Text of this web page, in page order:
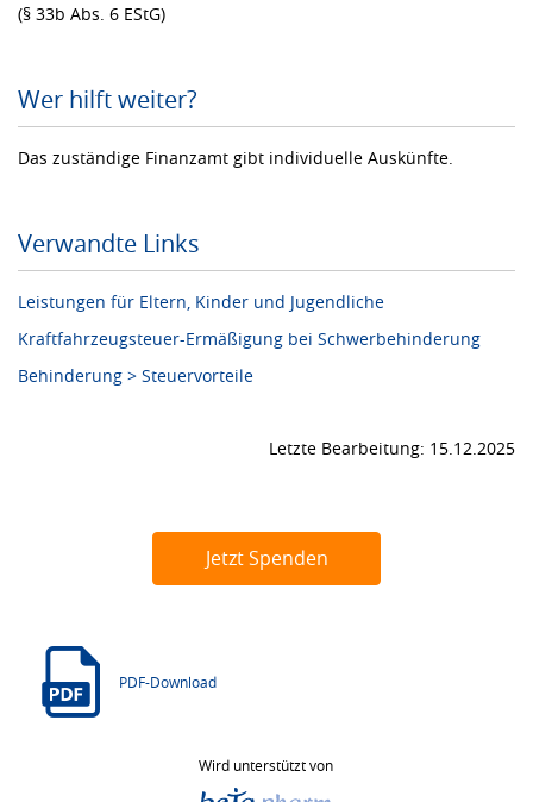
(§ 33b Abs. 6 EStG)
Wer hilft weiter?
Das zuständige Finanzamt gibt individuelle Auskünfte.
Verwandte Links
Leistungen für Eltern, Kinder und Jugendliche
Kraftfahrzeugsteuer-Ermäßigung bei Schwerbehinderung
Behinderung > Steuervorteile
Letzte Bearbeitung: 15.12.2025
Jetzt Spenden
PDF-Download
Wird unterstützt von